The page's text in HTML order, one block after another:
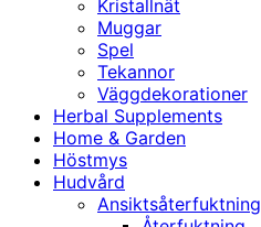
Kristallnät
Muggar
Spel
Tekannor
Väggdekorationer
Herbal Supplements
Home & Garden
Höstmys
Hudvård
Ansiktsåterfuktning